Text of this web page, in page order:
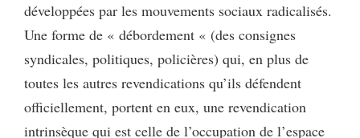
développées par les mouvements sociaux radicalisés.
Une forme de « débordement « (des consignes
syndicales, politiques, policières) qui, en plus de
toutes les autres revendications qu’ils défendent
officiellement, portent en eux, une revendication
intrinsèque qui est celle de l’occupation de l’espace